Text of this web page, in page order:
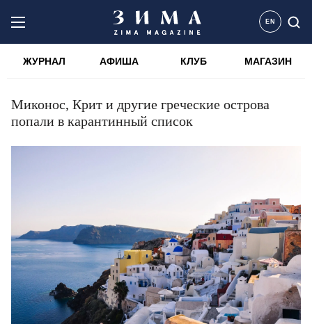
EN
ЖУРНАЛ АФИША КЛУБ МАГАЗИН
Миконос, Крит и другие греческие острова
попали в карантинный список